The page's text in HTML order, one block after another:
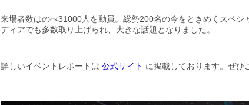
来場者数はのべ31000人を動員。総勢200名の今をときめくスペ
ディアでも多数取り上げられ、大きな話題となりました。
詳しいイベントレポートは 公式サイト に掲載しております。ぜひ